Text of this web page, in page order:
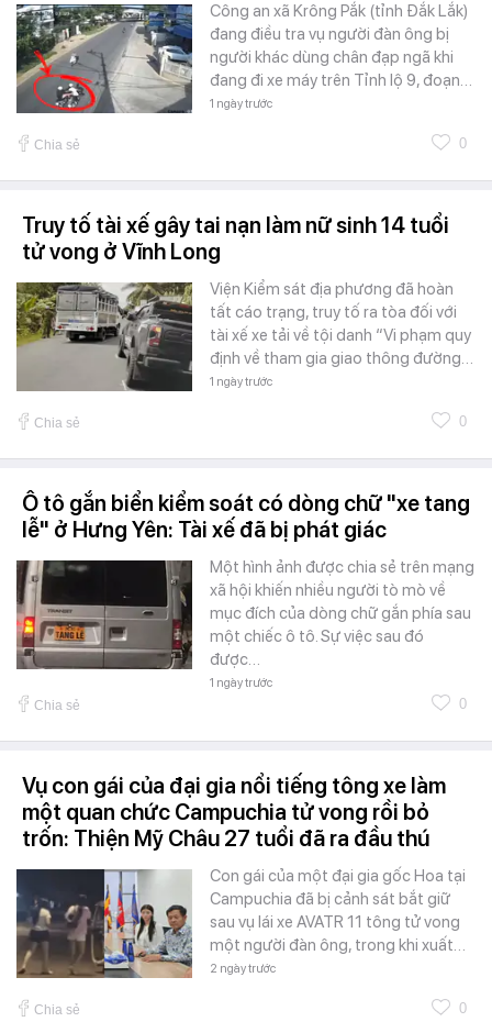
Công an xã Krông Pắk (tỉnh Đắk Lắk)
đang điều tra vụ người đàn ông bị
người khác dùng chân đạp ngã khi
đang đi xe máy trên Tỉnh lộ 9, đoạn…
1 ngày trước
Chia sẻ 0
Truy tố tài xế gây tai nạn làm nữ sinh 14 tuổi
tử vong ở Vĩnh Long
Viện Kiểm sát địa phương đã hoàn
tất cáo trạng, truy tố ra tòa đối với
tài xế xe tải về tội danh “Vi phạm quy
định về tham gia giao thông đường…
1 ngày trước
Chia sẻ 0
Ô tô gắn biển kiểm soát có dòng chữ "xe tang
lễ" ở Hưng Yên: Tài xế đã bị phát giác
Một hình ảnh được chia sẻ trên mạng
xã hội khiến nhiều người tò mò về
mục đích của dòng chữ gắn phía sau
một chiếc ô tô. Sự việc sau đó
được…
1 ngày trước
Chia sẻ 0
Vụ con gái của đại gia nổi tiếng tông xe làm
một quan chức Campuchia tử vong rồi bỏ
trốn: Thiện Mỹ Châu 27 tuổi đã ra đầu thú
Con gái của một đại gia gốc Hoa tại
Campuchia đã bị cảnh sát bắt giữ
sau vụ lái xe AVATR 11 tông tử vong
một người đàn ông, trong khi xuất…
2 ngày trước
Chia sẻ 0